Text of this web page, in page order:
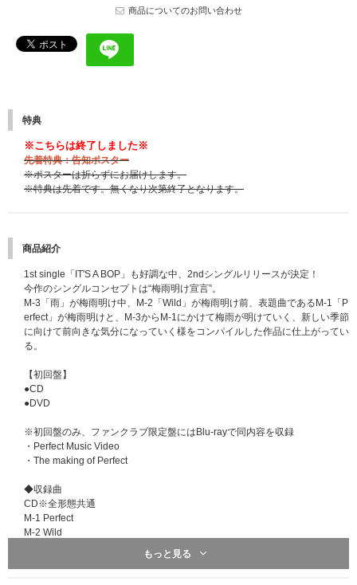
商品についてのお問い合わせ
特典
※こちらは終了しました※
先着特典：告知ポスター
※ポスターは折らずにお届けします。
※特典は先着です。無くなり次第終了となります。
商品紹介
1st single「IT'S A BOP」も好調な中、2ndシングルリリースが決定！
今作のシングルコンセプトは“梅雨明け宣言”。
M-3「雨」が梅雨明け中、M-2「Wild」が梅雨明け前、表題曲であるM-1「P
erfect」が梅雨明けと、M-3からM-1にかけて梅雨が明けていく、新しい季節
に向けて前向きな気分になっていく様をコンパイルした作品に仕上がってい
る。
【初回盤】
●CD
●DVD
※初回盤のみ、ファンクラブ限定盤にはBlu-rayで同内容を収録
・Perfect Music Video
・The making of Perfect
◆収録曲
CD※全形態共通
M-1 Perfect
M-2 Wild
もっと見る